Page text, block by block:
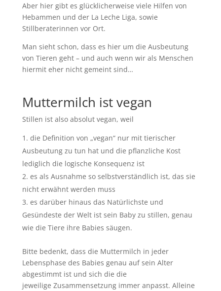
Aber hier gibt es glücklicherweise viele Hilfen von
Hebammen und der La Leche Liga, sowie
Stillberaterinnen vor Ort.
Man sieht schon, dass es hier um die Ausbeutung
von Tieren geht – und auch wenn wir als Menschen
hiermit eher nicht gemeint sind…
Muttermilch ist vegan
Stillen ist also absolut vegan, weil
die Definition von „vegan“ nur mit tierischer
Ausbeutung zu tun hat und die pflanzliche Kost
lediglich die logische Konsequenz ist
es als Ausnahme so selbstverständlich ist, das sie
nicht erwähnt werden muss
es darüber hinaus das Natürlichste und
Gesündeste der Welt ist sein Baby zu stillen, genau
wie die Tiere ihre Babies säugen.
Bitte bedenkt, dass die Muttermilch in jeder
Lebensphase des Babies genau auf sein Alter
abgestimmt ist und sich die die
jeweilige Zusammensetzung immer anpasst. Alleine